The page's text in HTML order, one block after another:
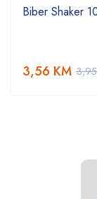
Biber Shaker
3,56 KM